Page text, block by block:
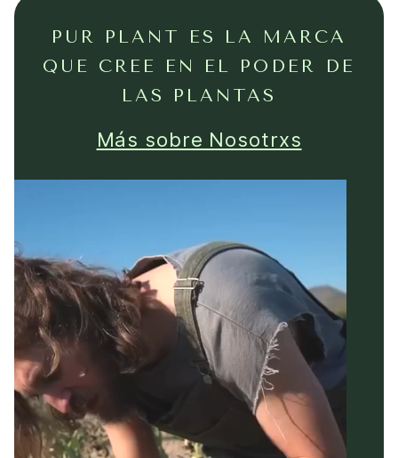
PUR PLANT ES LA MARCA
QUE CREE EN EL PODER DE
LAS PLANTAS
Más sobre Nosotrxs